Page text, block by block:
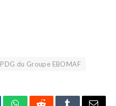
PDG du Groupe EBOMAF